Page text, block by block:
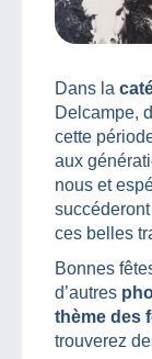
Dans la
Delcampe,
cette
aux
nous et
ces belles
Bonnes
d’autres
thème des
trouverez